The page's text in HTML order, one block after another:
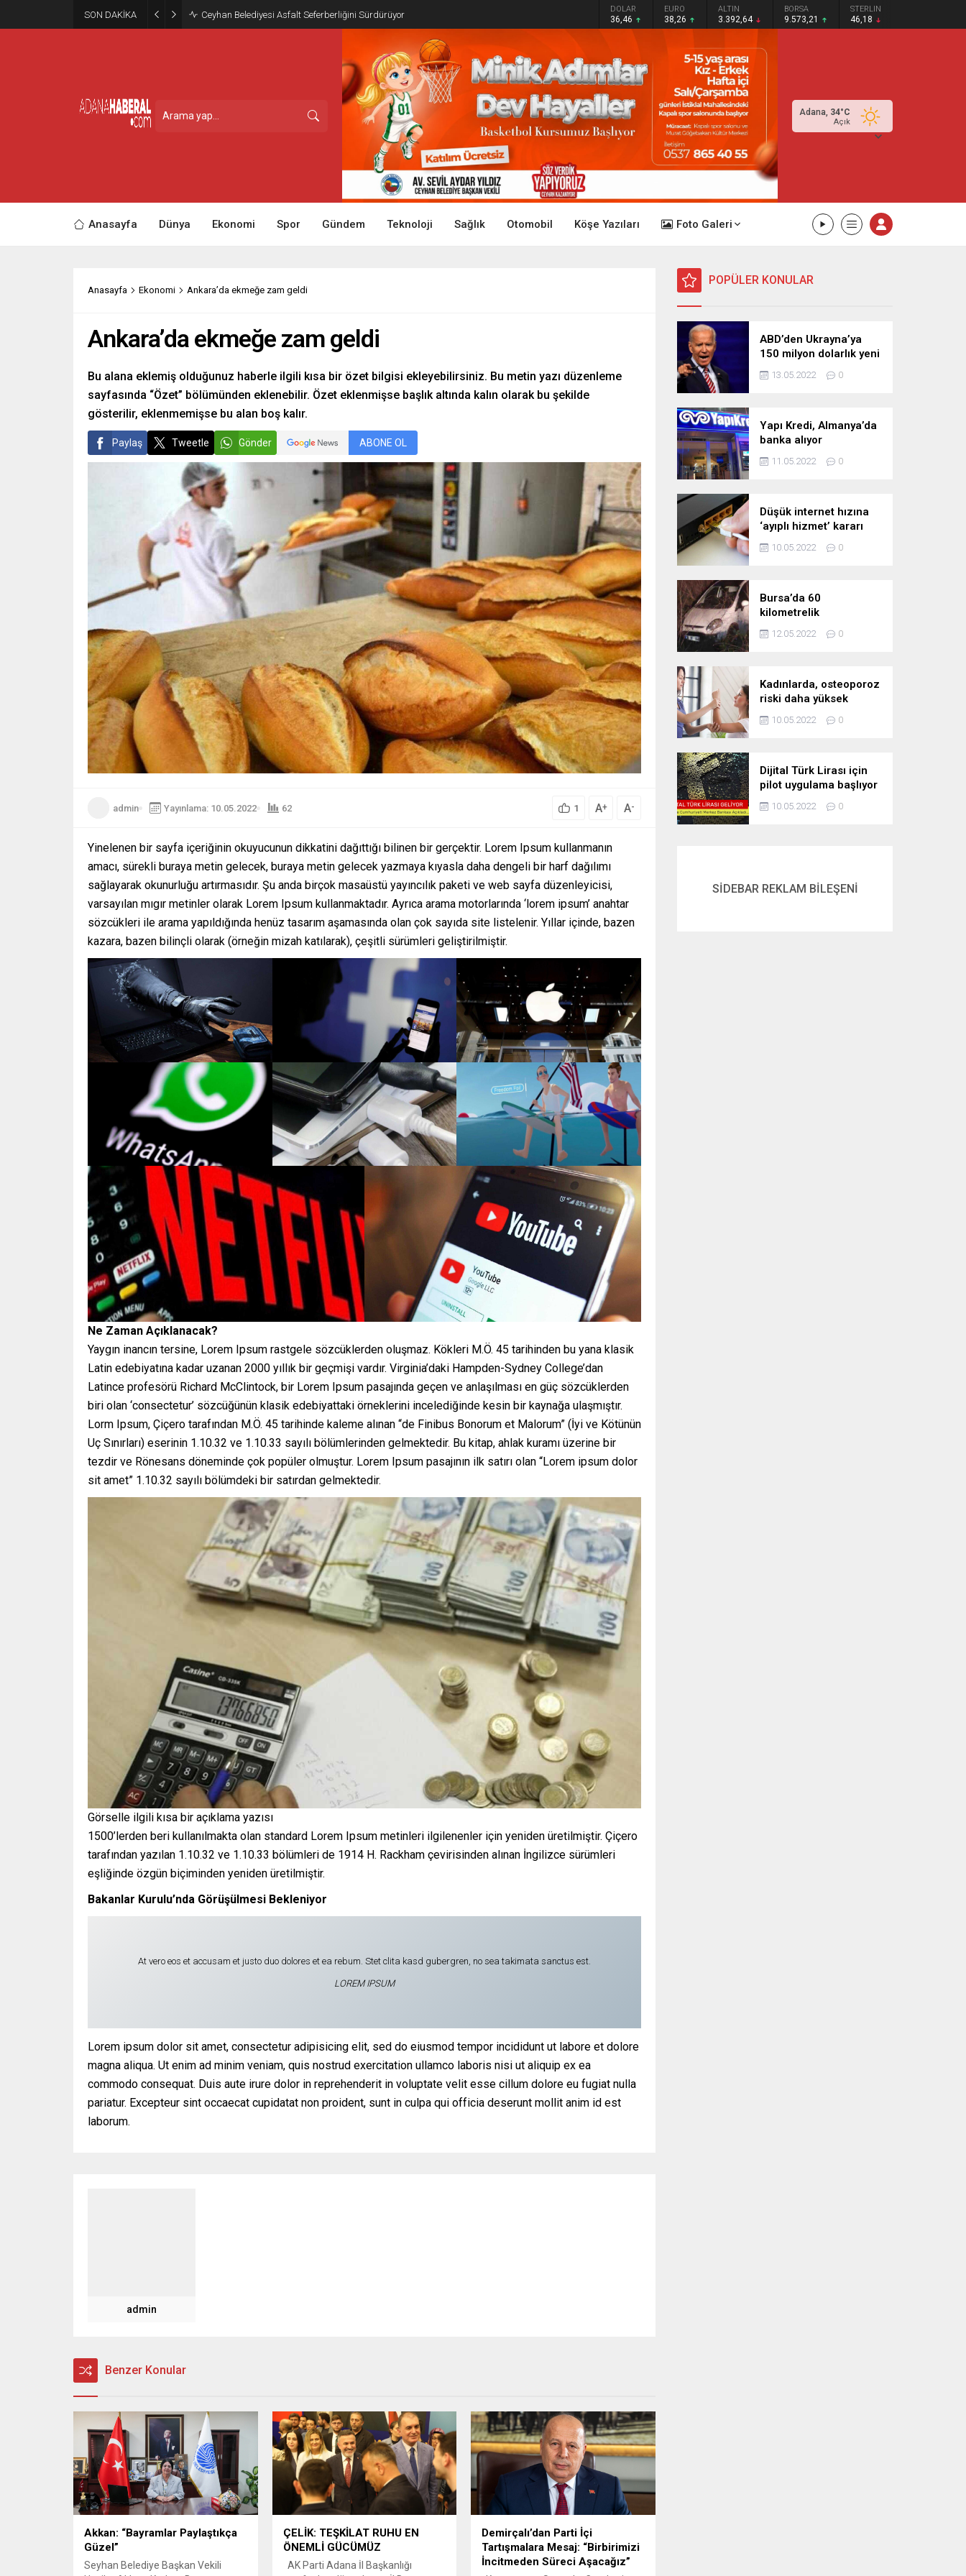
SON DAKİKA Ceyhan Belediyesi Asfalt Seferberliğini Sürdürüyor DOLAR
36,46
EURO
38,26
ALTIN
3.392,64
BORSA
9.573,21
STERLIN
46,18
Adana, 34°C
Açık
Anasayfa Dünya Ekonomi Spor Gündem Teknoloji Sağlık Otomobil Köşe Yazıları Foto Galeri
Anasayfa Ekonomi Ankara’da ekmeğe zam geldi
Ankara’da ekmeğe zam geldi
Bu alana eklemiş olduğunuz haberle ilgili kısa bir özet bilgisi ekleyebilirsiniz. Bu metin yazı düzenleme
sayfasında “Özet” bölümünden eklenebilir. Özet eklenmişse başlık altında kalın olarak bu şekilde
gösterilir, eklenmemişse bu alan boş kalır.
Paylaş Tweetle Gönder ABONE OL
admin Yayınlama: 10.05.2022 62 1 A+ A-
Yinelenen bir sayfa içeriğinin okuyucunun dikkatini dağıttığı bilinen bir gerçektir. Lorem Ipsum kullanmanın
amacı, sürekli buraya metin gelecek, buraya metin gelecek yazmaya kıyasla daha dengeli bir harf dağılımı
sağlayarak okunurluğu artırmasıdır. Şu anda birçok masaüstü yayıncılık paketi ve web sayfa düzenleyicisi,
varsayılan mıgır metinler olarak Lorem Ipsum kullanmaktadır. Ayrıca arama motorlarında ‘lorem ipsum’ anahtar
sözcükleri ile arama yapıldığında henüz tasarım aşamasında olan çok sayıda site listelenir. Yıllar içinde, bazen
kazara, bazen bilinçli olarak (örneğin mizah katılarak), çeşitli sürümleri geliştirilmiştir.
Ne Zaman Açıklanacak?
Yaygın inancın tersine, Lorem Ipsum rastgele sözcüklerden oluşmaz. Kökleri M.Ö. 45 tarihinden bu yana klasik
Latin edebiyatına kadar uzanan 2000 yıllık bir geçmişi vardır. Virginia’daki Hampden-Sydney College’dan
Latince profesörü Richard McClintock, bir Lorem Ipsum pasajında geçen ve anlaşılması en güç sözcüklerden
biri olan ‘consectetur’ sözcüğünün klasik edebiyattaki örneklerini incelediğinde kesin bir kaynağa ulaşmıştır.
Lorm Ipsum, Çiçero tarafından M.Ö. 45 tarihinde kaleme alınan “de Finibus Bonorum et Malorum” (İyi ve Kötünün
Uç Sınırları) eserinin 1.10.32 ve 1.10.33 sayılı bölümlerinden gelmektedir. Bu kitap, ahlak kuramı üzerine bir
tezdir ve Rönesans döneminde çok popüler olmuştur. Lorem Ipsum pasajının ilk satırı olan “Lorem ipsum dolor
sit amet” 1.10.32 sayılı bölümdeki bir satırdan gelmektedir.
Görselle ilgili kısa bir açıklama yazısı
1500’lerden beri kullanılmakta olan standard Lorem Ipsum metinleri ilgilenenler için yeniden üretilmiştir. Çiçero
tarafından yazılan 1.10.32 ve 1.10.33 bölümleri de 1914 H. Rackham çevirisinden alınan İngilizce sürümleri
eşliğinde özgün biçiminden yeniden üretilmiştir.
Bakanlar Kurulu’nda Görüşülmesi Bekleniyor
At vero eos et accusam et justo duo dolores et ea rebum. Stet clita kasd gubergren, no sea takimata sanctus est.
LOREM IPSUM
Lorem ipsum dolor sit amet, consectetur adipisicing elit, sed do eiusmod tempor incididunt ut labore et dolore
magna aliqua. Ut enim ad minim veniam, quis nostrud exercitation ullamco laboris nisi ut aliquip ex ea
commodo consequat. Duis aute irure dolor in reprehenderit in voluptate velit esse cillum dolore eu fugiat nulla
pariatur. Excepteur sint occaecat cupidatat non proident, sunt in culpa qui officia deserunt mollit anim id est
laborum.
admin
Benzer Konular
Akkan: “Bayramlar Paylaştıkça
Güzel”
Seyhan Belediye Başkan Vekili
ÇELİK: TEŞKİLAT RUHU EN
ÖNEMLİ GÜCÜMÜZ
AK Parti Adana İl Başkanlığı
Demirçalı’dan Parti İçi
Tartışmalara Mesaj: “Birbirimizi
İncitmeden Süreci Aşacağız”
POPÜLER KONULAR
ABD’den Ukrayna’ya
150 milyon dolarlık yeni
askeri yardım
13.05.2022 0
Yapı Kredi, Almanya’da
banka alıyor
11.05.2022 0
Düşük internet hızına
‘ayıplı hizmet’ kararı
10.05.2022 0
Bursa’da 60
kilometrelik
kovalamaca!
12.05.2022 0
Kadınlarda, osteoporoz
riski daha yüksek
10.05.2022 0
Dijital Türk Lirası için
pilot uygulama başlıyor
10.05.2022 0
SİDEBAR REKLAM BİLEŞENİ